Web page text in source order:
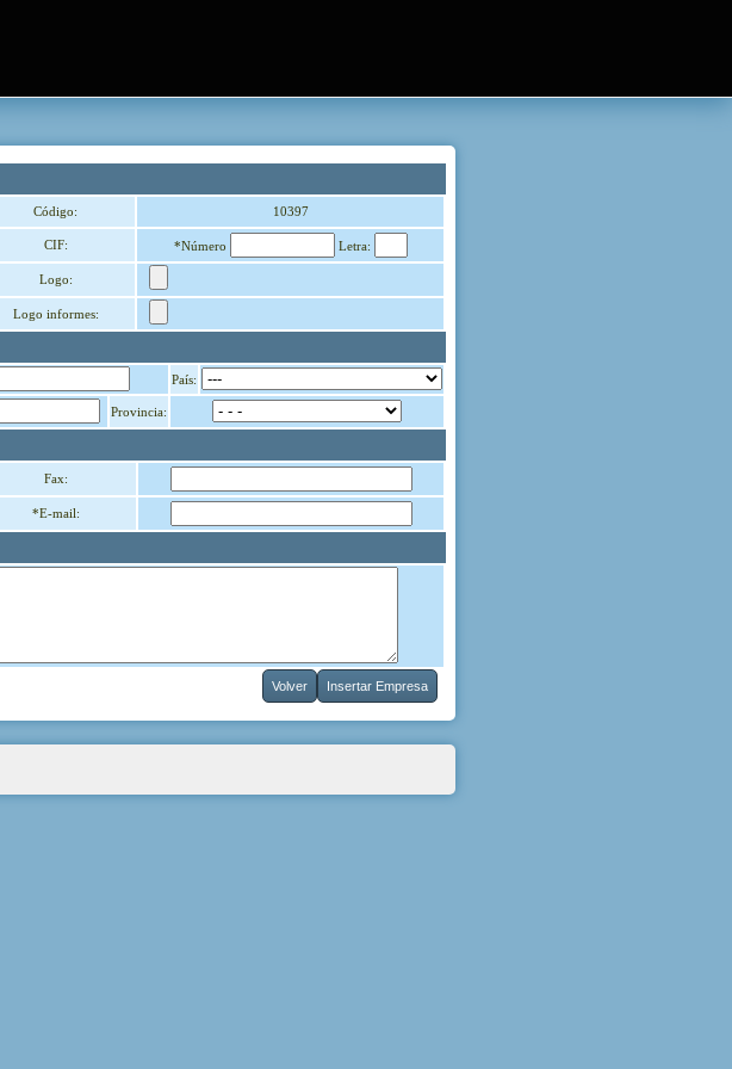
Código: 10397
CIF: *Número Letra:
Logo:
Logo informes:
País:
Provincia:
Fax:
*E-mail:
Volver